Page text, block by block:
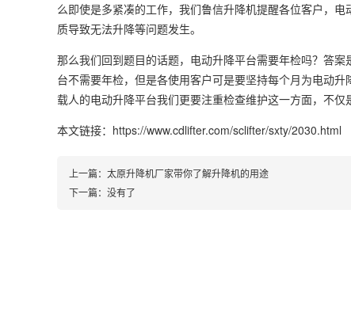
么即使是多紧凑的工作，我们鲁信升降机提醒各位客户，
质导致无法升降等问题发生。
那么我们回到题目的话题，电动升降平台需要年检吗？答
台不需要年检，但是各使用客户可是要坚持每个月为电动
载人的电动升降平台我们更要注重检查维护这一方面，不仅
本文链接：https://www.cdlifter.com/sclifter/sxty/2030.html
上一篇： 太原升降机厂家带你了解升降机的用途
下一篇：没有了